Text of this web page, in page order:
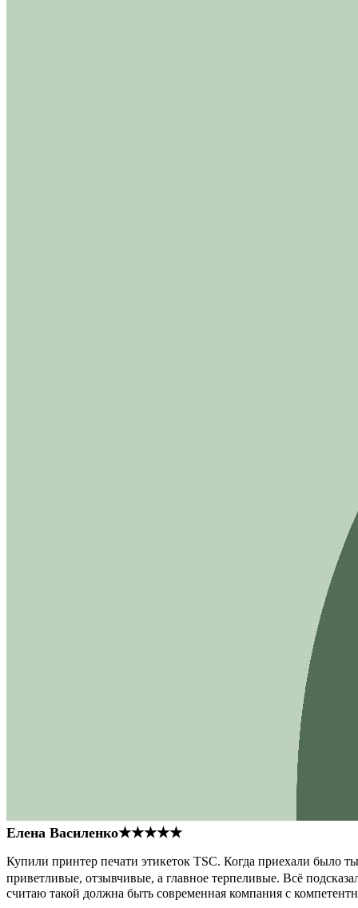
Елена Василенко★★★★★
Купили принтер печати этикеток TSC. Когда приехали было
приветливые, отзывчивые, а главное терпеливые. Всё
считаю такой должна быть современная компания с